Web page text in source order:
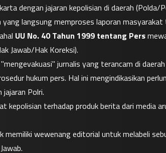
dengan jajaran kepolisian di daerah (Polda/
yang langsung memproses laporan
UU No. 40 Tahun 1999 tentang Pers
Jawab/Hak Koreksi).
jurnalis yang terancam di
hukum pers. Hal ini mengindikasikan
Polri.
kepolisian terhadap produk berita dari media
memiliki wewenang editorial untuk melabeli